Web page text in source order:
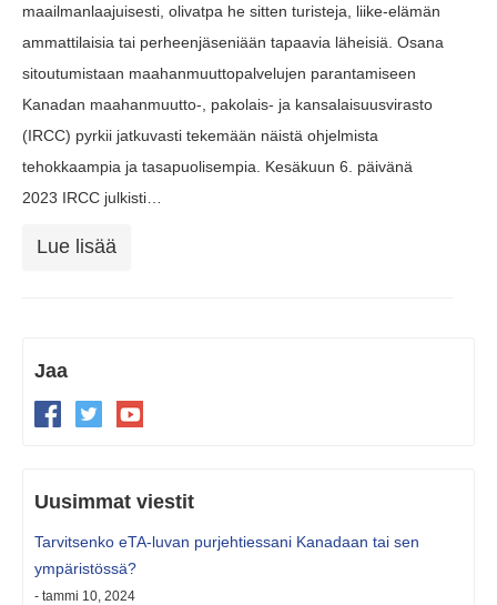
maailmanlaajuisesti, olivatpa he sitten turisteja, liike-elämän
ammattilaisia tai perheenjäseniään tapaavia läheisiä. Osana
sitoutumistaan maahanmuuttopalvelujen parantamiseen
Kanadan maahanmuutto-, pakolais- ja kansalaisuusvirasto
(IRCC) pyrkii jatkuvasti tekemään näistä ohjelmista
tehokkaampia ja tasapuolisempia. Kesäkuun 6. päivänä
2023 IRCC julkisti…
Lue lisää
Jaa
Uusimmat viestit
Tarvitsenko eTA-luvan purjehtiessani Kanadaan tai sen
ympäristössä?
- tammi 10, 2024